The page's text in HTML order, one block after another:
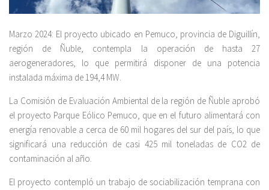
Marzo 2024: El proyecto ubicado en Pemuco, provincia de Diguillín,
región de Ñuble, contempla la operación de hasta 27
aerogeneradores, lo que permitirá disponer de una potencia
instalada máxima de 194,4 MW.
La Comisión de Evaluación Ambiental de la región de Ñuble aprobó
el proyecto Parque Eólico Pemuco, que en el futuro alimentará con
energía renovable a cerca de 60 mil hogares del sur del país, lo que
significará una reducción de casi 425 mil toneladas de CO2 de
contaminación al año.
El proyecto contempló un trabajo de sociabilización temprana con